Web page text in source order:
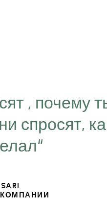
, почему
спросят,